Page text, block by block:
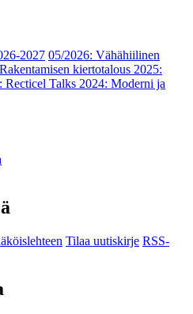
2027 05/2026: Vähähiilinen
kiertotalous 2025:
Recticel Talks 2024: Moderni ja
Tilaa uutiskirje RSS-